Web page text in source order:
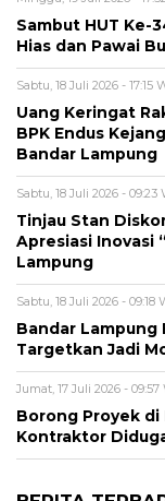
Sambut HUT Ke-
Hias dan Pawai
Sabtu, 18 Juli 2026 - 17:15
Uang Keringat
BPK Endus
Bandar Lampung
Sabtu, 18 Juli 2026 - 09:23
Tinjau Stan
Apresiasi Inovasi
Lampung
Sabtu, 18 Juli 2026 - 09:18
Bandar Lampung
Targetkan Jadi
Jumat, 17 Juli 2026 - 09:57
Borong Proyek di
Kontraktor